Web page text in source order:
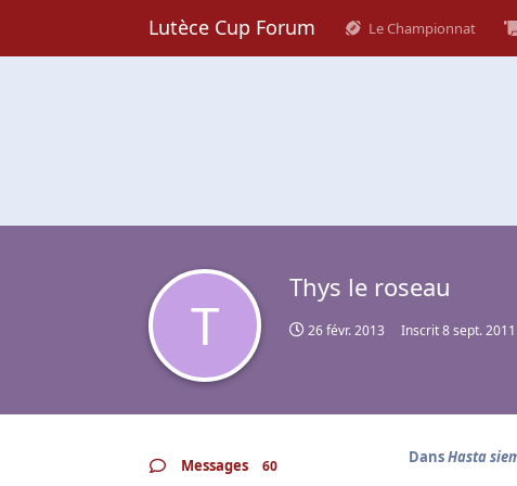
Lutèce Cup Forum Le Championnat
T
Thys le roseau
26 févr. 2013 Inscrit8 sept. 2011
Messages 60 DansHasta